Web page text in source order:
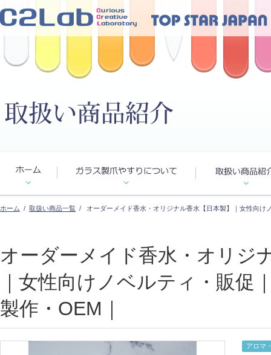
ホーム / 取扱い商品一覧 / オーダーメイド香水・オリジナル香水【日本製】｜女性向け
オーダーメイド香水・オリジ
｜女性向けノベルティ・販促
製作・OEM｜
アロマ